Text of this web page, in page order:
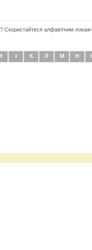
Скористайтеся алфавітним
І К Л М Н